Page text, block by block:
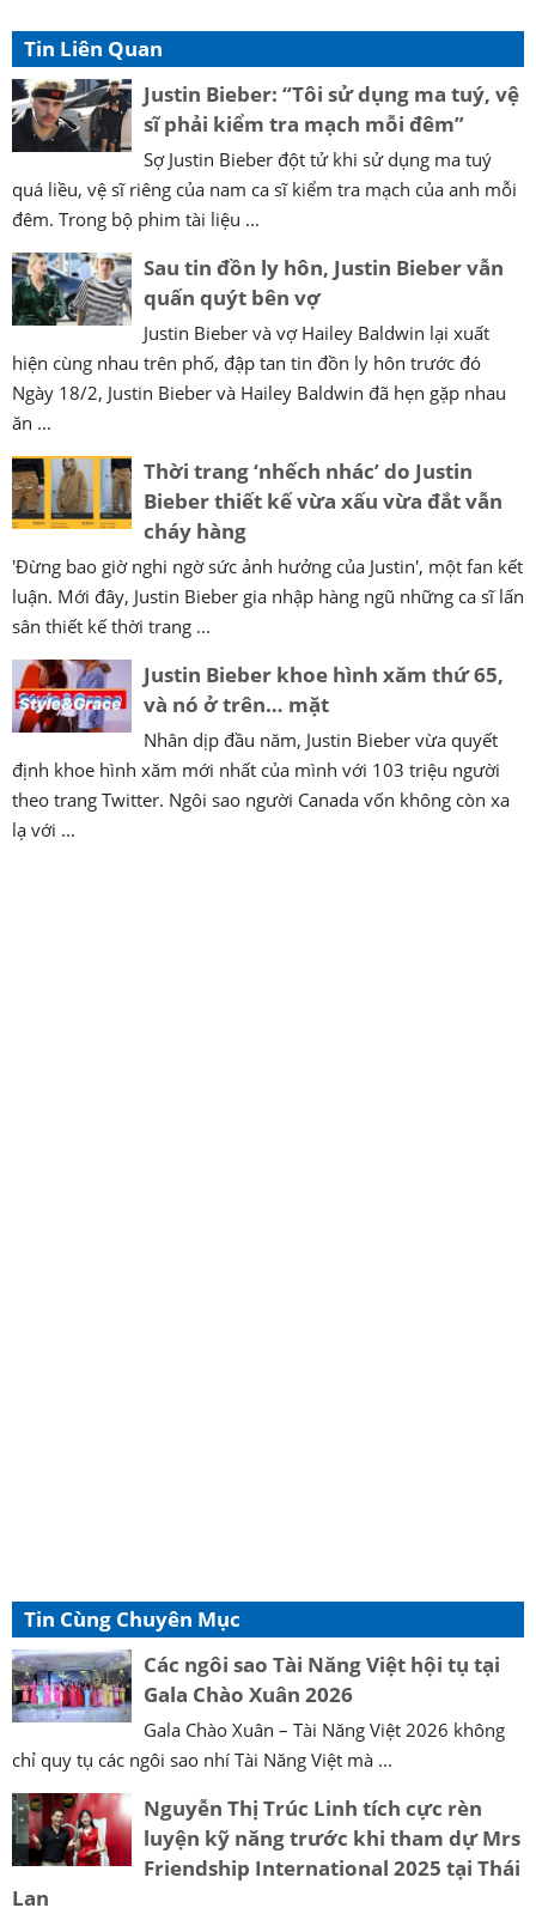
Tin Liên Quan
Justin Bieber: “Tôi sử dụng ma tuý, vệ
sĩ phải kiểm tra mạch mỗi đêm”
Sợ Justin Bieber đột tử khi sử dụng ma tuý
quá liều, vệ sĩ riêng của nam ca sĩ kiểm tra mạch của anh mỗi
đêm. Trong bộ phim tài liệu ...
Sau tin đồn ly hôn, Justin Bieber vẫn
quấn quýt bên vợ
Justin Bieber và vợ Hailey Baldwin lại xuất
hiện cùng nhau trên phố, đập tan tin đồn ly hôn trước đó
Ngày 18/2, Justin Bieber và Hailey Baldwin đã hẹn gặp nhau
ăn ...
Thời trang ‘nhếch nhác’ do Justin
Bieber thiết kế vừa xấu vừa đắt vẫn
cháy hàng
'Đừng bao giờ nghi ngờ sức ảnh hưởng của Justin', một fan kết
luận. Mới đây, Justin Bieber gia nhập hàng ngũ những ca sĩ lấn
sân thiết kế thời trang ...
Justin Bieber khoe hình xăm thứ 65,
và nó ở trên… mặt
Nhân dịp đầu năm, Justin Bieber vừa quyết
định khoe hình xăm mới nhất của mình với 103 triệu người
theo trang Twitter. Ngôi sao người Canada vốn không còn xa
lạ với ...
Tin Cùng Chuyên Mục
Các ngôi sao Tài Năng Việt hội tụ tại
Gala Chào Xuân 2026
Gala Chào Xuân – Tài Năng Việt 2026 không
chỉ quy tụ các ngôi sao nhí Tài Năng Việt mà ...
Nguyễn Thị Trúc Linh tích cực rèn
luyện kỹ năng trước khi tham dự Mrs
Friendship International 2025 tại Thái
Lan